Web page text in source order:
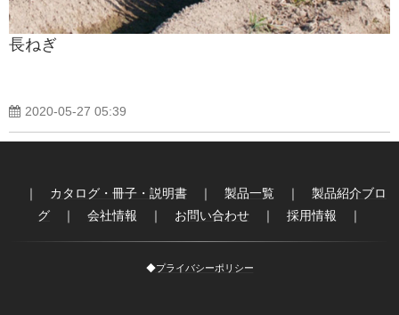
長ねぎ
2020-05-27 05:39
｜ カタログ・冊子・説明書 ｜ 製品一覧 ｜ 製品紹介ブロ
グ ｜ 会社情報 ｜ お問い合わせ ｜ 採用情報 ｜
◆プライバシーポリシー